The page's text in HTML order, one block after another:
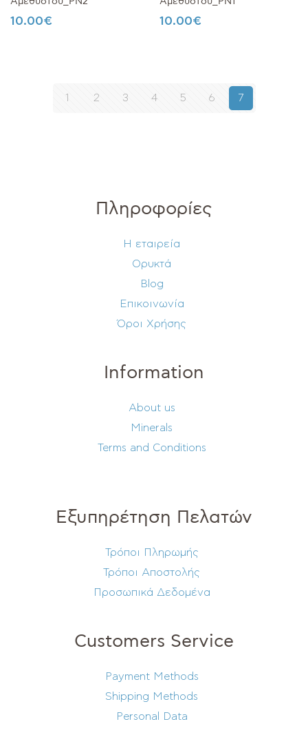
10.00€ 10.00€
1 2 3 4 5 6 7
Πληροφορίες
Η εταιρεία
Ορυκτά
Blog
Επικοινωνία
Όροι Χρήσης
Information
About us
Minerals
Terms and Conditions
Εξυπηρέτηση Πελατών
Τρόποι Πληρωμής
Τρόποι Αποστολής
Προσωπικά Δεδομένα
Customers Service
Payment Methods
Shipping Methods
Personal Data